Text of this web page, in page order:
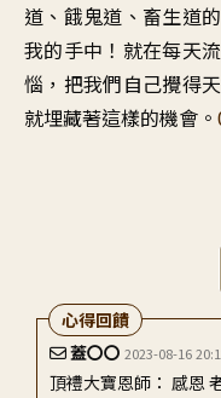
道、餓鬼道、畜生道
我的手中！就在每天
惱，把我們自己攪得
就埋藏著這樣的機會。
蓋〇〇 2023-08-16
頂禮大寶恩師： 感恩
心得回饋